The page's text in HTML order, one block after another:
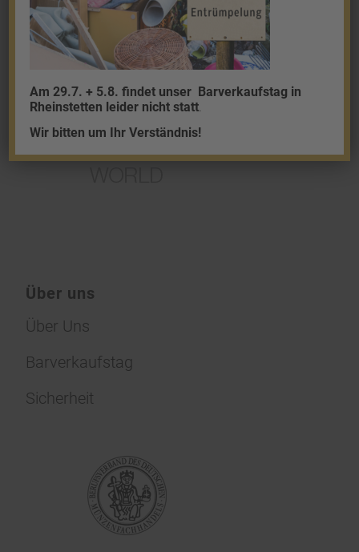
Platin
Silber
Über uns
Über Uns
Barverkaufstag
Sicherheit
Am 29.7. + 5.8. findet unser Barverkaufstag in
Rheinstetten leider nicht statt
Wir bitten um Ihr Verständnis!